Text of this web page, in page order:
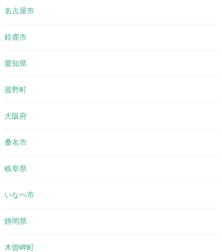
名古屋市
鈴鹿市
愛知県
菰野町
大阪府
桑名市
岐阜県
いなべ市
静岡県
木曽岬町